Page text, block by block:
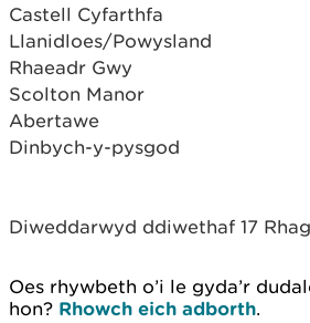
Castell Cyfarthfa
Llanidloes/Powysland
Rhaeadr Gwy
Scolton Manor
Abertawe
Dinbych-y-pysgod
Diweddarwyd ddiwethaf 17
Oes rhywbeth o’i le gyda’r
hon? Rhowch eich adborth.